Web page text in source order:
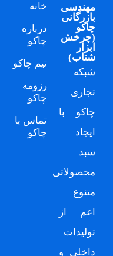
مهندسی
بازرگانی
چاکو
(چرخش
ابزار
شتاب)
شبکه
تجاری
چاکو با
ایجاد
سبد
محصولاتی
متنوع
اعم از
تولیدات
داخلی و
خانه
درباره
چاکو
تیم چاکو
رزومه
چاکو
تماس با
چاکو